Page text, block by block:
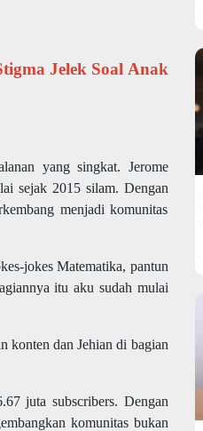
Jelek Soal Anak
yang singkat. Jerome
sejak 2015 silam. Dengan
menjadi komunitas
jokes Matematika, pantun
itu aku sudah mulai
konten dan Jehian di bagian
juta subscribers. Dengan
komunitas bukan